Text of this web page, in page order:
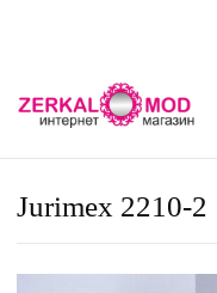
Jurimex 2210-2